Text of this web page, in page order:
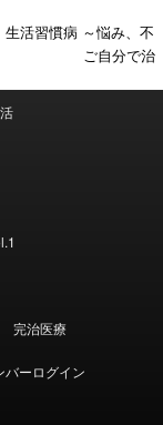
完治医療
バーログイン